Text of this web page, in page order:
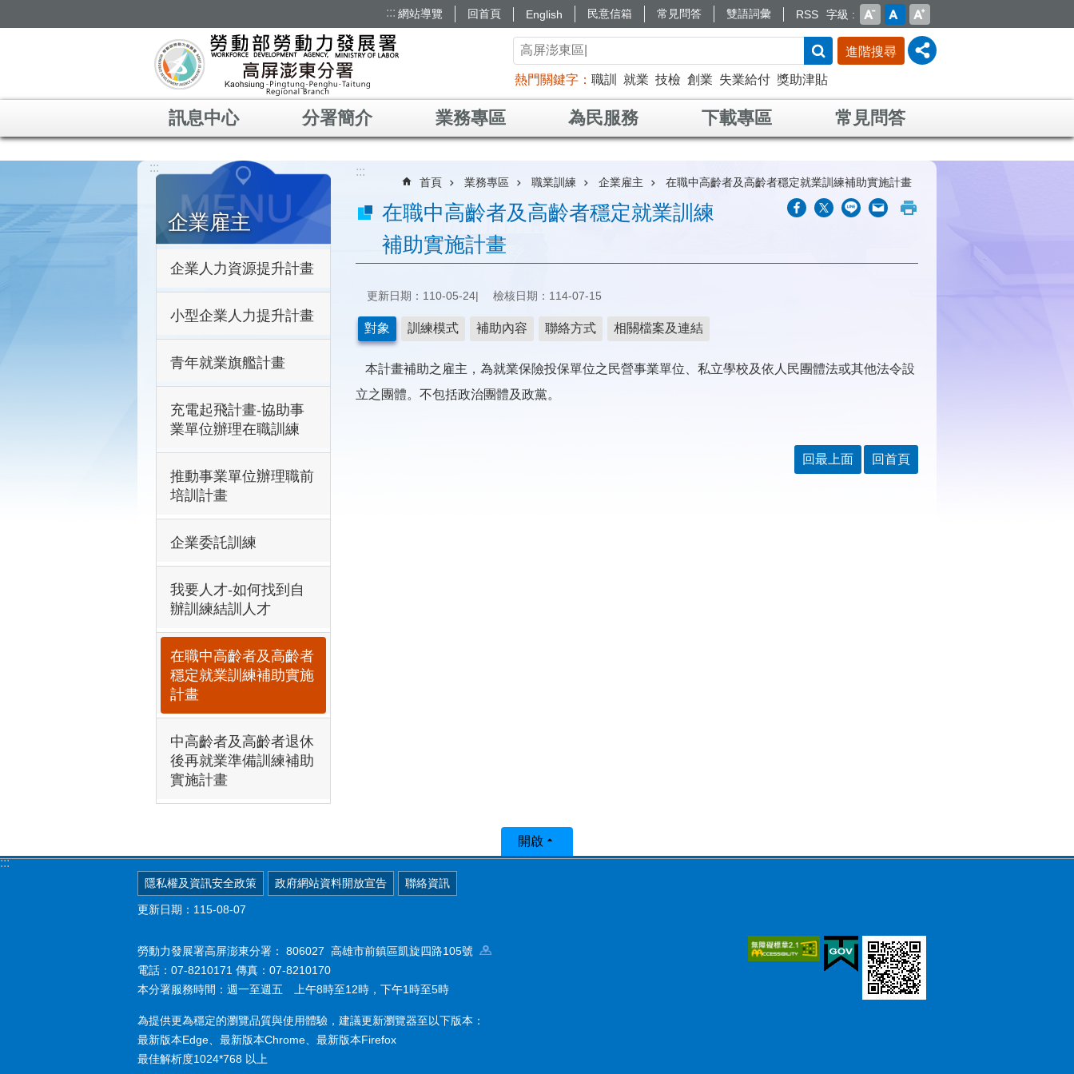
::: 網站導覽 回首頁 English 民意信箱 常見問答 雙語詞彙 RSS 字級
進階搜尋
熱門關鍵字 職訓 就業 技檢 創業 失業給付 獎助津貼
訊息中心 分署簡介 業務專區 為民服務 下載專區 常見問答
:::
企業雇主
企業人力資源提升計畫
小型企業人力提升計畫
青年就業旗艦計畫
充電起飛計畫-協助事
業單位辦理在職訓練
推動事業單位辦理職前
培訓計畫
企業委託訓練
我要人才-如何找到自
辦訓練結訓人才
在職中高齡者及高齡者
穩定就業訓練補助實施
計畫
中高齡者及高齡者退休
後再就業準備訓練補助
實施計畫
:::
首頁 業務專區 職業訓練 企業雇主 在職中高齡者及高齡者穩定就業訓練補助實施計畫
在職中高齡者及高齡者穩定就業訓練
補助實施計畫
更新日期：110-05-24 檢核日期：114-07-15
對象 訓練模式 補助內容 聯絡方式 相關檔案及連結
本計畫補助之雇主，為就業保險投保單位之民營事業單位、私立學校及依人民團體法或其他法令設
立之團體。不包括政治團體及政黨。
回最上面 回首頁
:::
開啟
隱私權及資訊安全政策 政府網站資料開放宣告 聯絡資訊
更新日期：115-08-07
勞動力發展署高屏澎東分署： 806027 高雄市前鎮區凱旋四路105號
電話：07-8210171 傳真：07-8210170
本分署服務時間：週一至週五 上午8時至12時，下午1時至5時
為提供更為穩定的瀏覽品質與使用體驗，建議更新瀏覽器至以下版本：
最新版本Edge、最新版本Chrome、最新版本Firefox
最佳解析度1024*768 以上